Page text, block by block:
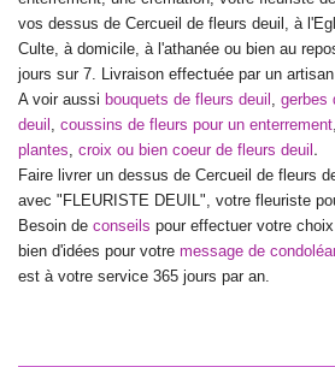
vos dessus de Cercueil de fleurs deuil, à
Culte, à domicile, à l'athanée ou bien au
jours sur 7. Livraison effectuée par un artisan
A voir aussi bouquets de fleurs deuil gerbes
deuil coussins de fleurs pour un enterrement
plantes croix ou bien coeur de fleurs deuil.
Faire livrer un dessus de Cercueil de fleurs
avec "FLEURISTE DEUIL", votre fleuriste
Besoin de conseils pour effectuer votre
bien d'idées pour votre message de
est à votre service 365 jours par an.